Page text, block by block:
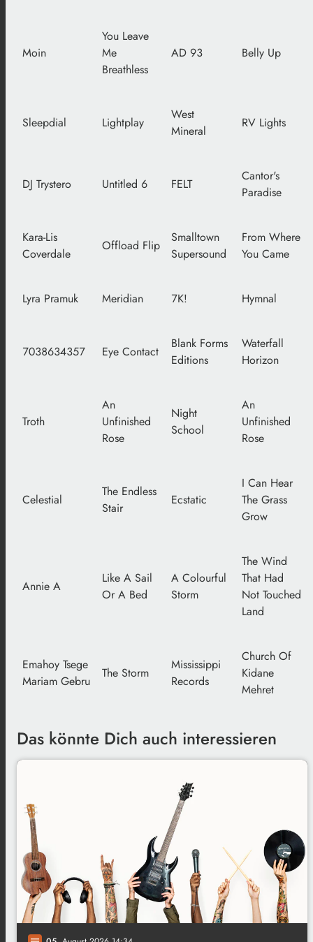
Moin
You Leave
Me
Breathless
AD 93 Belly Up
Sleepdial Lightplay
West
Mineral
RV Lights
DJ Trystero Untitled 6 FELT
Cantor's
Paradise
Kara-Lis
Coverdale
Offload Flip
Smalltown
Supersound
From Where
You Came
Lyra Pramuk Meridian 7K! Hymnal
7038634357 Eye Contact
Blank Forms
Editions
Waterfall
Horizon
Troth
An
Unfinished
Rose
Night
School
An
Unfinished
Rose
Celestial
The Endless
Stair
Ecstatic
I Can Hear
The Grass
Grow
Annie A
Like A Sail
Or A Bed
A Colourful
Storm
The Wind
That Had
Not Touched
Land
Emahoy Tsege
Mariam Gebru
The Storm
Mississippi
Records
Church Of
Kidane
Mehret
Das könnte Dich auch interessieren